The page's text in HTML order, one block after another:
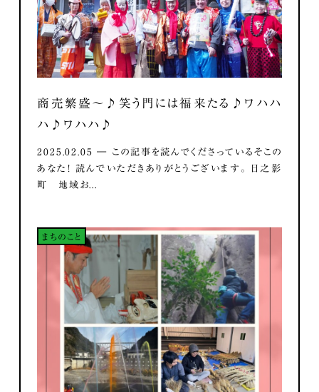
商売繁盛～♪笑う門には福来たる♪ワハハ
ハ♪ワハハ♪
2025.02.05 ― この記事を読んでくださっているそこの
あなた！ 読んでいただきありがとうございます。 日之影
町 地域お...
まちのこと